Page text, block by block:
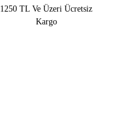
1250 TL Ve Üzeri Ücretsiz
Kargo